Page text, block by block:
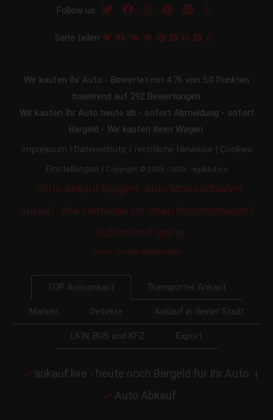
Follow us:
Seite teilen:
Wir kaufen Ihr Auto - Bewertet mit 4.76 von 5.0 Punkten
basierend auf 292 Bewertungen
Wir kaufen Ihr Auto heute ab - sofort Abmeldung - sofort
Bargeld - Wir kaufen Ihren Wagen.
Impressum | Datenschutz / rechtliche Hinweise | Cookies
Einstellungen | Copyright © 2005 - 2026 - egeMotors
Auto Ankauf Belgien
Auto Motorschaden
Ankauf Wie vermeide ich einen Motorschaden?
Autoankauf online
Auto heute verkaufen
TOP Autoankauf Transporter Ankauf
Marken Defekte Ankauf in deiner Stadt
LKW, BUS und KFZ Export
ankauf.live - heute noch Bargeld für Ihr Auto |
Auto Abkauf